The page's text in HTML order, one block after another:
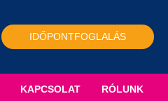
IDŐPONTFOGLALÁS
KAPCSOLAT RÓLUNK